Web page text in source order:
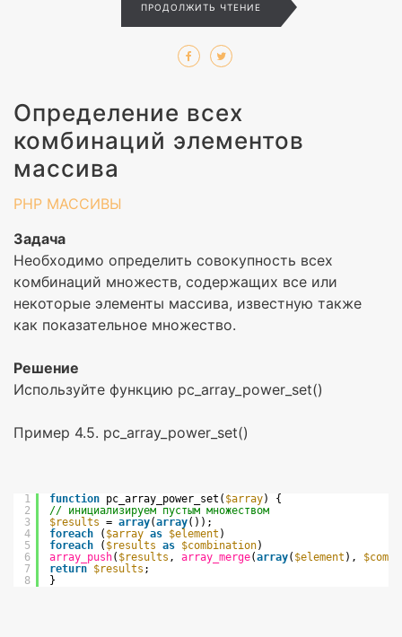
ПРОДОЛЖИТЬ ЧТЕНИЕ
Определение всех
комбинаций элементов
массива
PHP МАССИВЫ
Задача
Необходимо определить совокупность всех
комбинаций множеств, содержащих все или
некоторые элементы массива, известную также
как показательное множество.
Решение
Используйте функцию pc_array_power_set()
Пример 4.5. pc_array_power_set()
1
2
3
4
5
6
7
8
function pc_array_power_set( $array) {
// инициализируем пустым множеством
$results = array(array());
foreach
( $array as $element )
foreach
( $results as $combination)
array_push( $results , array_merge(array( $element ),
return $results ;
}